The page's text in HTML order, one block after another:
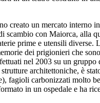
creato un mercato interno
scambio con Maiorca, alla
prime e utensili diverse.
dei prigionieri che
nel 2003 su un gruppo
architettoniche, è
fagioli carbonizzati molto
in un ospedale e ha